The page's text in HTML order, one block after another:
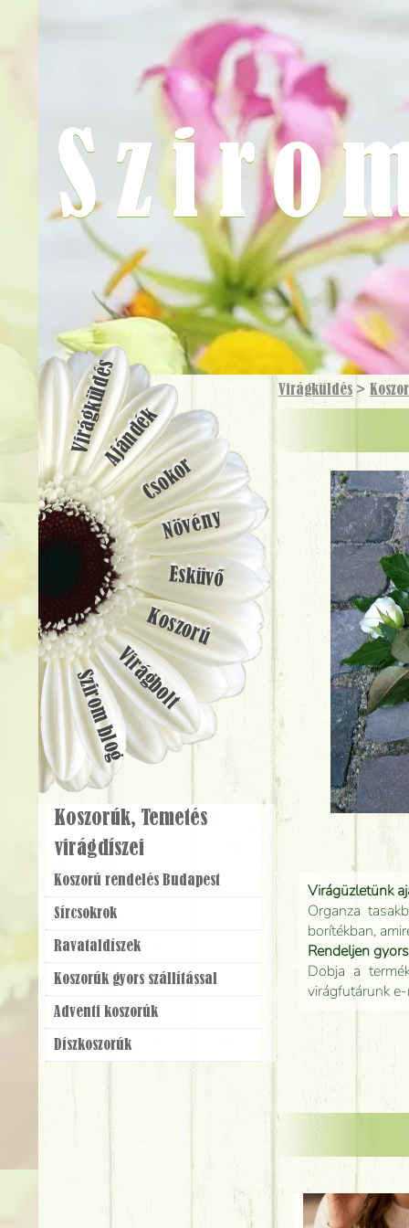
Virágküldés >
Virágüzletünk
Organza
borítékban,
Rendeljen
Dobja a
virágfutárunk
VirágküldésAjándék
Csokor
Növény
Esküvő
Koszorú
Virágbolt
Szirom blog
Koszorúk, Temetés
virágdíszei
Koszorú rendelés Budapest
Sírcsokrok
Ravatal­díszek
Koszorúk gyors szállítással
Adventi koszorúk
Dísz­koszorúk